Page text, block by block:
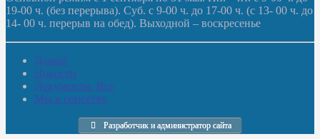
19-00 ч. (без перерыва). Суб. с 9-00 ч. до 17-00 ч. (с 13- 00 ч. до
14- 00 ч. перерыв на обед). Выходной – воскресенье
Домой
Новости
Документы. Все
Мы в соцсетях
Разработчик и администратор сайта